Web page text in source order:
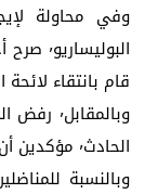
وفي محاولة
قام بانتقاء لائحة
الحادث٬ مؤكدين أن "القاعة بكل بساطة تم اكتراؤها".